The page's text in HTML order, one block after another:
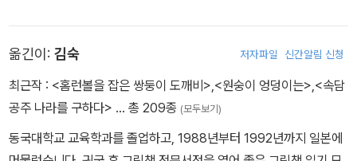
옮긴이: 김숙 저자파일 신간알림 신청
최근작 : <홈런볼을 잡은 쌍둥이 도깨비>,<원숭이 엉덩이는>,<속담
공주 나라를 구하다> … 총 209종 (모두보기)
동국대학교 교육학과를 졸업하고, 1988년부터 1992년까지 일본에